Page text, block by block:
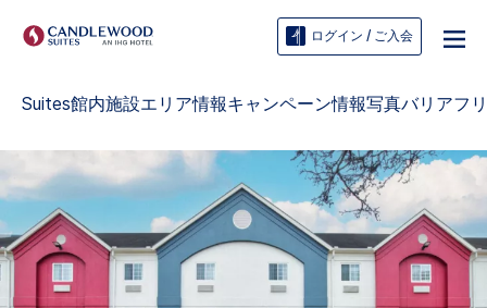
ログイン / ご入会
Suites館内施設エリア情報キャンペーン情報写真バリアフ